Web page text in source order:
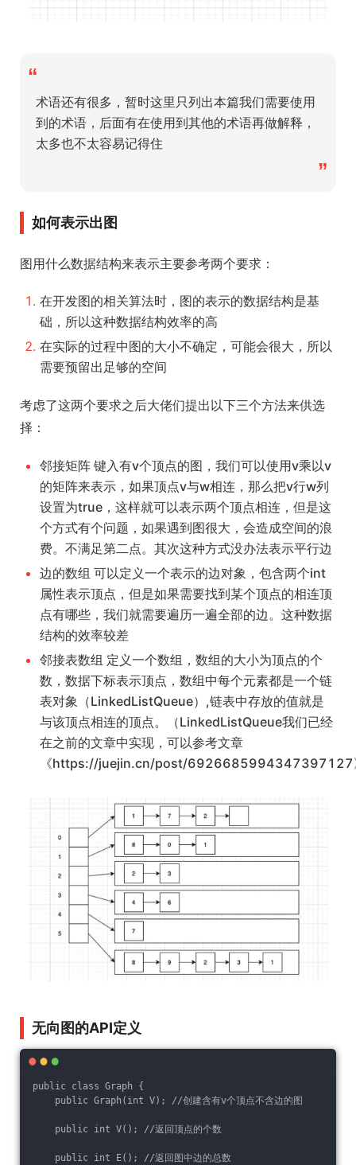
“
术语还有很多，暂时这里只列出本篇我们需要使用
到的术语，后面有在使用到其他的术语再做解释，
太多也不太容易记得住
”
如何表示出图
图用什么数据结构来表示主要参考两个要求：
在开发图的相关算法时，图的表示的数据结构是基
础，所以这种数据结构效率的高
在实际的过程中图的大小不确定，可能会很大，所以
需要预留出足够的空间
考虑了这两个要求之后大佬们提出以下三个方法来供选
择：
邻接矩阵 键入有v个顶点的图，我们可以使用v乘以v
的矩阵来表示，如果顶点v与w相连，那么把v行w列
设置为true，这样就可以表示两个顶点相连，但是这
个方式有个问题，如果遇到图很大，会造成空间的浪
费。不满足第二点。其次这种方式没办法表示平行边
边的数组 可以定义一个表示的边对象，包含两个int
属性表示顶点，但是如果需要找到某个顶点的相连顶
点有哪些，我们就需要遍历一遍全部的边。这种数据
结构的效率较差
邻接表数组 定义一个数组，数组的大小为顶点的个
数，数据下标表示顶点，数组中每个元素都是一个链
表对象（LinkedListQueue）,链表中存放的值就是
与该顶点相连的顶点。（LinkedListQueue我们已经
在之前的文章中实现，可以参考文章
《https://juejin.cn/post/6926685994347397127
无向图的API定义
public class Graph {
public Graph(int V); //创建含有v个顶点不含边的图
public int V(); //返回顶点的个数
public int E(); //返回图中边的总数